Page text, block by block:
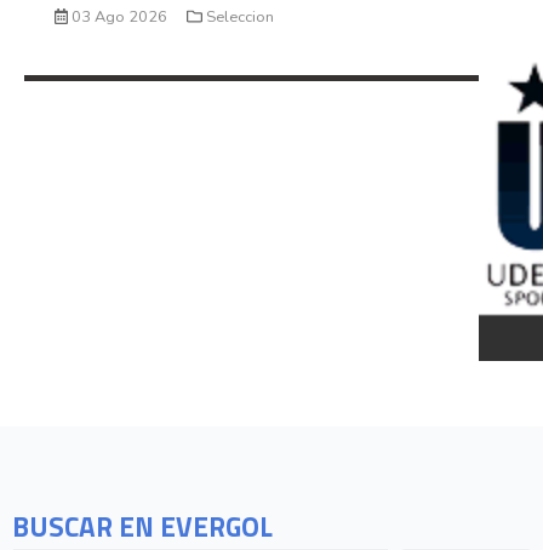
BUSCAR EN EVERGOL
03 Ago 2026 Seleccion